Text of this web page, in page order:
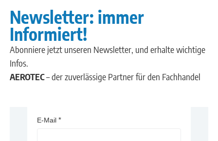
Newsletter: immer
Informiert!
Abonniere jetzt unseren Newsletter, und erhalte wichtige
Infos.
AEROTEC– der zuverlässige Partner für den Fachhandel
E-Mail